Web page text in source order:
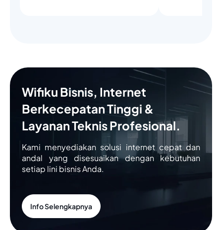
Wifiku Bisnis, Internet
Berkecepatan Tinggi &
Layanan Teknis Profesional.
Kami menyediakan solusi internet cepat dan
andal yang disesuaikan dengan kebutuhan
setiap lini bisnis Anda.
Info Selengkapnya